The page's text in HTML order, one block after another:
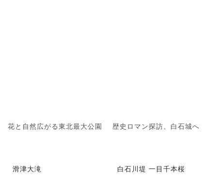
花と自然広がる東北最大公園 歴史ロマン探訪、白石城へ
滑津大滝 白石川堤 一目千本桜